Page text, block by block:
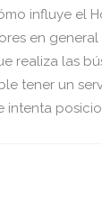
influye el
en
realiza las
tener un